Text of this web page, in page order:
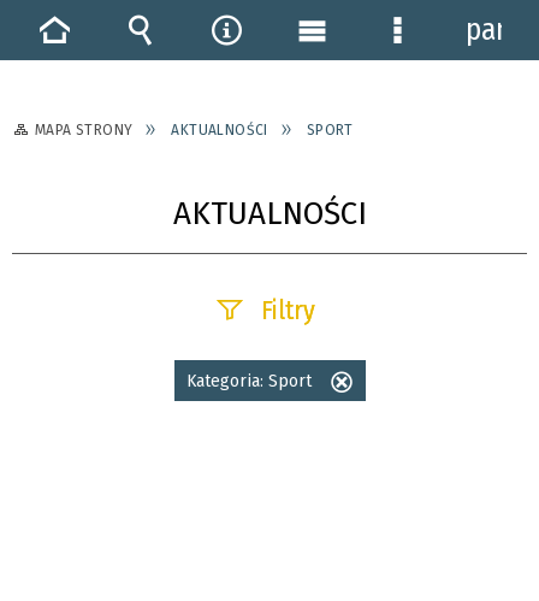
MAPA STRONY AKTUALNOŚCI SPORT
AKTUALNOŚCI
Filtry
Szukana fraza
Kategoria: Sport
StronaWyszukiwarka
NarzędziaMenu Menu
panel